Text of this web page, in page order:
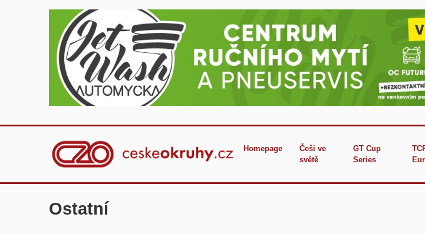
Homepage
Češi ve
světě
GT Cup
Series
Ostatní